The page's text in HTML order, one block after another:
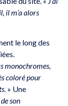
il m’a alors
le long des
monochromes,
coloré pour
» Une
son